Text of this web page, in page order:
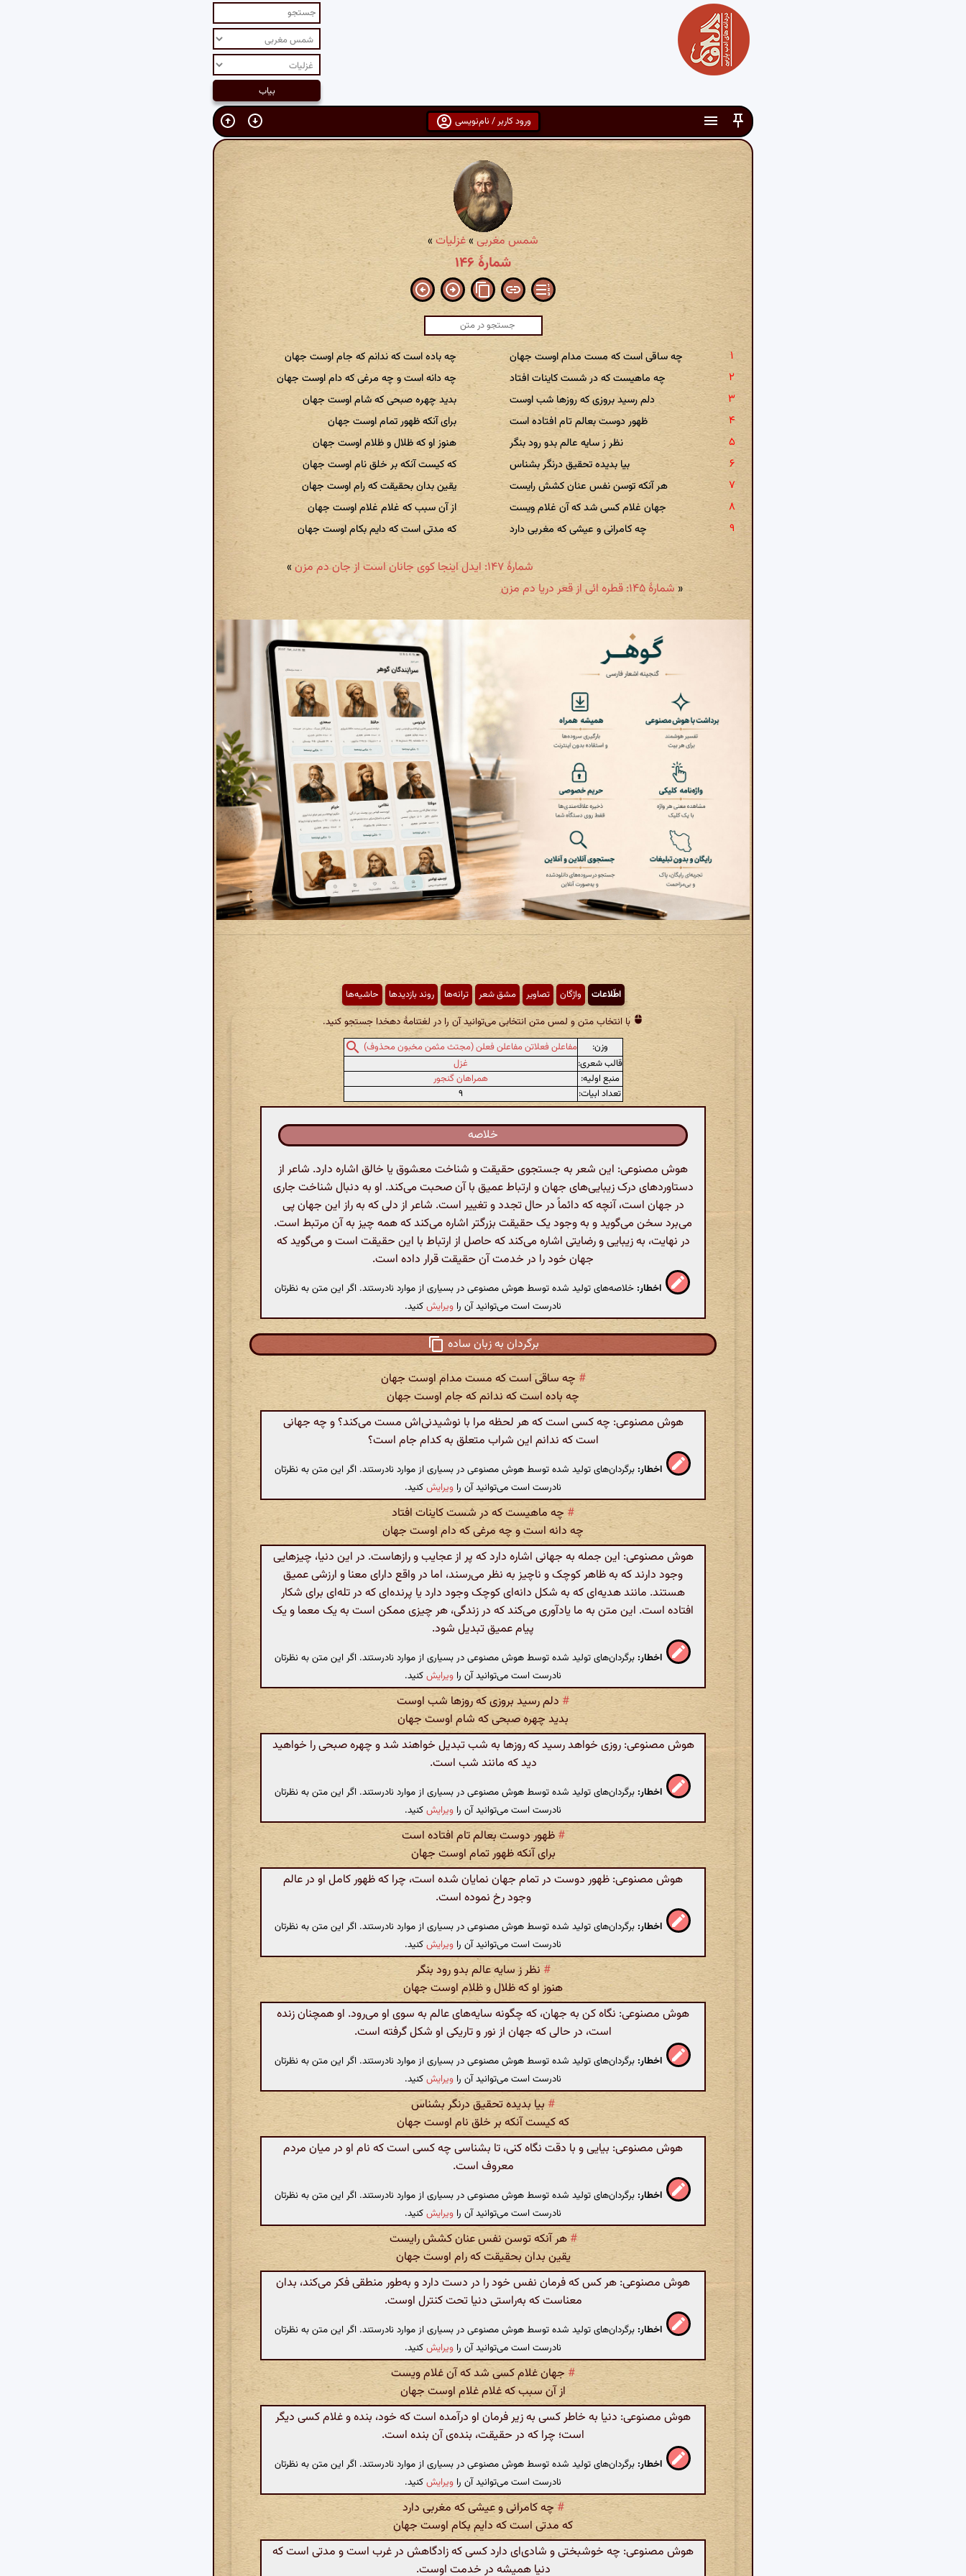
ورود کاربر / نام‌نویسی
شمس مغربی»غزلیات »
شمارهٔ ۱۴۶
چه ساقی است که مست مدام اوست جهان
چه باده است که ندانم که جام اوست جهان
چه ماهیست که در شست کاینات افتاد
چه دانه است و چه مرغی که دام اوست جهان
دلم رسید بروزی که روزها شب اوست
بدید چهره صبحی که شام اوست جهان
ظهور دوست بعالم تام افتاده است
برای آنکه ظهور تمام اوست جهان
نظر ز سایه عالم بدو رود بنگر
هنوز او که ظلال و ظلام اوست جهان
بیا بدیده تحقیق درنگر بشناس
که کیست آنکه بر خلق نام اوست جهان
هر آنکه توسن نفس عنان کشش رایست
یقین بدان بحقیقت که رام اوست جهان
جهان غلام کسی شد که آن غلام ویست
از آن سبب که غلام غلام اوست جهان
چه کامرانی و عیشی که مغربی دارد
که مدتی است که دایم بکام اوست جهان
شمارهٔ ۱۴۷: ایدل اینجا کوی جانان است از جان دم مزن
»
« شمارهٔ ۱۴۵: قطره ائی از قعر دریا دم مزن
اطّلاعات واژگان تصاویر مشق شعر ترانه‌ها روند بازدیدها حاشیه‌ها
با انتخاب متن و لمس متن انتخابی می‌توانید آن را در لغتنامهٔ دهخدا جستجو کنید.
وزن:
مفاعلن فعلاتن مفاعلن فعلن (مجتث مثمن مخبون محذوف)
قالب شعری:
غزل
منبع اولیه:
همراهان گنجور
تعداد ابیات:
۹
خلاصه
هوش مصنوعی: این شعر به جستجوی حقیقت و شناخت معشوق یا خالق اشاره دارد. شاعر از
دستاوردهای درک زیبایی‌های جهان و ارتباط عمیق با آن صحبت می‌کند. او به دنبال شناخت جاری
در جهان است، آنچه که دائماً در حال تجدد و تغییر است. شاعر از دلی که به راز این جهان پی
می‌برد سخن می‌گوید و به وجود یک حقیقت بزرگتر اشاره می‌کند که همه چیز به آن مرتبط است.
در نهایت، به زیبایی و رضایتی اشاره می‌کند که حاصل از ارتباط با این حقیقت است و می‌گوید که
جهان خود را در خدمت آن حقیقت قرار داده است.
اخطار: خلاصه‌های تولید شده توسط هوش مصنوعی در بسیاری از موارد نادرستند. اگر این متن به نظرتان
نادرست است می‌توانید آن را ویرایشکنید.
برگردان به زبان ساده
# چه ساقی است که مست مدام اوست جهان
چه باده است که ندانم که جام اوست جهان
هوش مصنوعی: چه کسی است که هر لحظه مرا با نوشیدنی‌اش مست می‌کند؟ و چه جهانی
است که ندانم این شراب متعلق به کدام جام است؟
اخطار: برگردان‌های تولید شده توسط هوش مصنوعی در بسیاری از موارد نادرستند. اگر این متن به نظرتان
نادرست است می‌توانید آن را ویرایشکنید.
# چه ماهیست که در شست کاینات افتاد
چه دانه است و چه مرغی که دام اوست جهان
هوش مصنوعی: این جمله به جهانی اشاره دارد که پر از عجایب و رازهاست. در این دنیا، چیزهایی
وجود دارند که به ظاهر کوچک و ناچیز به نظر می‌رسند، اما در واقع دارای معنا و ارزشی عمیق
هستند. مانند هدیه‌ای که به شکل دانه‌ای کوچک وجود دارد یا پرنده‌ای که در تله‌ای برای شکار
افتاده است. این متن به ما یادآوری می‌کند که در زندگی، هر چیزی ممکن است به یک معما و یک
پیام عمیق تبدیل شود.
اخطار: برگردان‌های تولید شده توسط هوش مصنوعی در بسیاری از موارد نادرستند. اگر این متن به نظرتان
نادرست است می‌توانید آن را ویرایشکنید.
# دلم رسید بروزی که روزها شب اوست
بدید چهره صبحی که شام اوست جهان
هوش مصنوعی: روزی خواهد رسید که روزها به شب تبدیل خواهند شد و چهره صبحی را خواهید
دید که مانند شب است.
اخطار: برگردان‌های تولید شده توسط هوش مصنوعی در بسیاری از موارد نادرستند. اگر این متن به نظرتان
نادرست است می‌توانید آن را ویرایشکنید.
# ظهور دوست بعالم تام افتاده است
برای آنکه ظهور تمام اوست جهان
هوش مصنوعی: ظهور دوست در تمام جهان نمایان شده است، چرا که ظهور کامل او در عالم
وجود رخ نموده است.
اخطار: برگردان‌های تولید شده توسط هوش مصنوعی در بسیاری از موارد نادرستند. اگر این متن به نظرتان
نادرست است می‌توانید آن را ویرایشکنید.
# نظر ز سایه عالم بدو رود بنگر
هنوز او که ظلال و ظلام اوست جهان
هوش مصنوعی: نگاه کن به جهان، که چگونه سایه‌های عالم به سوی او می‌رود. او همچنان زنده
است، در حالی که جهان از نور و تاریکی او شکل گرفته است.
اخطار: برگردان‌های تولید شده توسط هوش مصنوعی در بسیاری از موارد نادرستند. اگر این متن به نظرتان
نادرست است می‌توانید آن را ویرایشکنید.
# بیا بدیده تحقیق درنگر بشناس
که کیست آنکه بر خلق نام اوست جهان
هوش مصنوعی: بیایی و با دقت نگاه کنی، تا بشناسی چه کسی است که نام او در میان مردم
معروف است.
اخطار: برگردان‌های تولید شده توسط هوش مصنوعی در بسیاری از موارد نادرستند. اگر این متن به نظرتان
نادرست است می‌توانید آن را ویرایشکنید.
# هر آنکه توسن نفس عنان کشش رایست
یقین بدان بحقیقت که رام اوست جهان
هوش مصنوعی: هر کس که فرمان نفس خود را در دست دارد و به‌طور منطقی فکر می‌کند، بدان
معناست که به‌راستی دنیا تحت کنترل اوست.
اخطار: برگردان‌های تولید شده توسط هوش مصنوعی در بسیاری از موارد نادرستند. اگر این متن به نظرتان
نادرست است می‌توانید آن را ویرایشکنید.
# جهان غلام کسی شد که آن غلام ویست
از آن سبب که غلام غلام اوست جهان
هوش مصنوعی: دنیا به خاطر کسی به زیر فرمان او درآمده است که خود، بنده و غلام کسی دیگر
است؛ چرا که در حقیقت، بنده‌ی آن بنده است.
اخطار: برگردان‌های تولید شده توسط هوش مصنوعی در بسیاری از موارد نادرستند. اگر این متن به نظرتان
نادرست است می‌توانید آن را ویرایشکنید.
#چه کامرانی و عیشی که مغربی دارد
که مدتی است که دایم بکام اوست جهان
هوش مصنوعی: چه خوشبختی و شادی‌ای دارد کسی که زادگاهش در غرب است و مدتی است که
دنیا همیشه در خدمت اوست.